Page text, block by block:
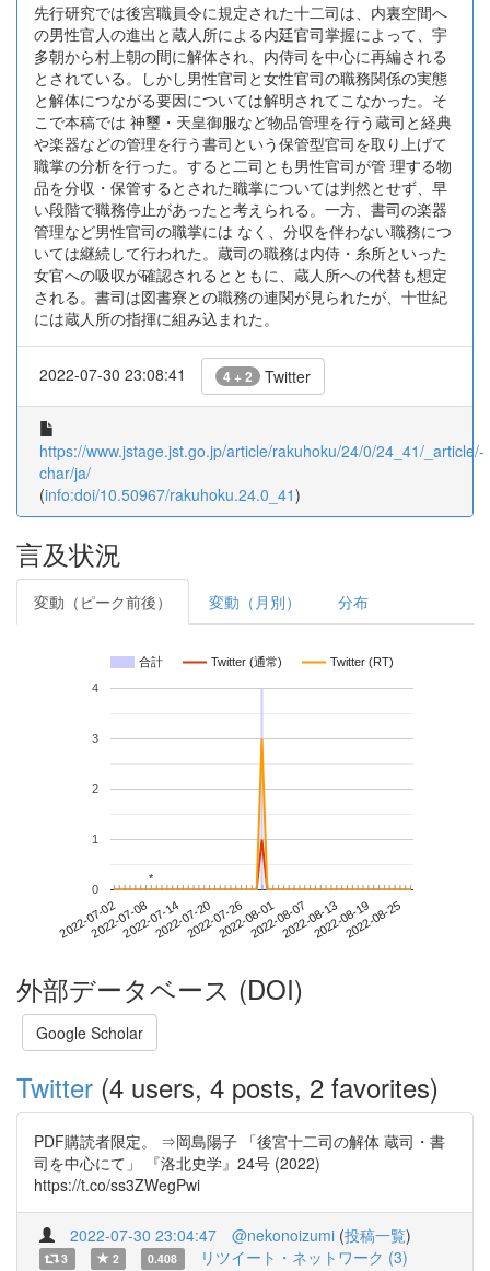
先行研究では後宮職員令に規定された十二司は、内裏空間へ
の男性官人の進出と蔵人所による内廷官司掌握によって、宇
多朝から村上朝の間に解体され、内侍司を中心に再編される
とされている。しかし男性官司と女性官司の職務関係の実態
と解体につながる要因については解明されてこなかった。そ
こで本稿では 神璽・天皇御服など物品管理を行う蔵司と経典
や楽器などの管理を行う書司という保管型官司を取り上げて
職掌の分析を行った。すると二司とも男性官司が管 理する物
品を分収・保管するとされた職掌については判然とせず、早
い段階で職務停止があったと考えられる。一方、書司の楽器
管理など男性官司の職掌には なく、分収を伴わない職務につ
いては継続して行われた。蔵司の職務は内侍・糸所といった
女官への吸収が確認されるとともに、蔵人所への代替も想定
される。書司は図書寮との職務の連関が見られたが、十世紀
には蔵人所の指揮に組み込まれた。
2022-07-30 23:08:41 4 + 2 Twitter
https://www.jstage.jst.go.jp/article/rakuhoku/24/0/24_41/_article/-
char/ja/
(info:doi/10.50967/rakuhoku.24.0_41)
言及状況
変動（ピーク前後） 変動（月別） 分布
合計 Twitter (通常) Twitter (RT)
2022-07-022022-07-082022-07-142022-07-202022-07-262022-08-012022-08-072022-08-132022-08-192022-08-25
0
1
2
3
4
**
外部データベース (DOI)
Google Scholar
Twitter (4 users, 4 posts, 2 favorites)
PDF購読者限定。 ⇒岡島陽子 「後宮十二司の解体 蔵司・書
司を中心にて」 『洛北史学』24号 (2022)
https://t.co/ss3ZWegPwi
2022-07-30 23:04:47 @nekonoizumi (投稿一覧)
3 2 0.408 リツイート・ネットワーク (3)